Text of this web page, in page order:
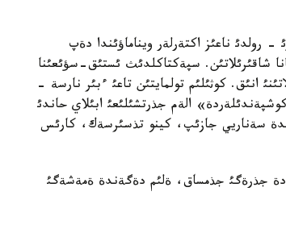
رولدئ ناعئز اكتةرلةر ويناماؤئندا دةپ
شاقئرئلاتئن. سپةكتاكلدئث ئستئق-سؤئعئنا
انئق. كوثئلئم تولمايتئن تاعئ ءبئر نارسة -
الةم جذرتشئلئعئ ابئلاي حاندئ
سةناريي جازئپ، كينو تذسئرسةك، كارئس
جذرةگئ جذمساق، ةلئم دةگةندة ةمةشةگئ